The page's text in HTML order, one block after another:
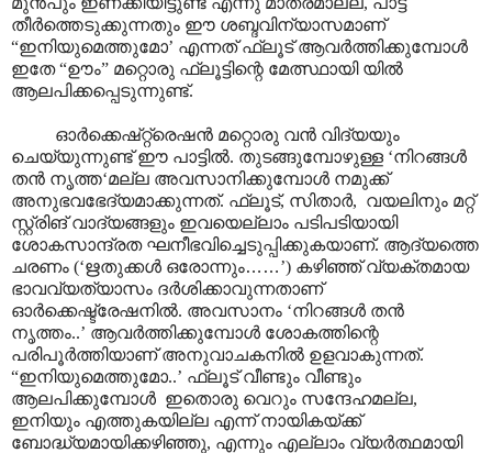
തീർത്തെടുക്കുന്നതും ഈ ശബ്ദവിന്യാസമാണ്
“ഇനിയുമെത്തുമോ’ എന്നത് ഫ്ലൂട് ആവർത്തിക്കുമ്പോൾ
ഇതേ “ഊം” മറ്റൊരു ഫ്ലൂട്ടിന്റെ മേത്സ്ഥായി യിൽ
ആലപിക്കപ്പെടുന്നുണ്ട്.
ഓർക്കെഷ്റ്റ്രെഷൻ മറ്റൊരു വൻ വിദ്യയും
ചെയ്യുന്നുണ്ട് ഈ പാട്ടിൽ. തുടങ്ങുമ്പോഴുള്ള ‘നിറങ്ങൾ
തൻ നൃത്ത‘മല്ല അവസാനിക്കുമ്പോൾ നമുക്ക്
അനുഭവഭേദ്യമാക്കുന്നത്. ഫ്ലൂട്, സിതാർ, വയലിനും മറ്റ്
സ്റ്റ്രിങ് വാദ്യങ്ങളും ഇവയെല്ലാം പടിപടിയായി
ശോകസാന്ദ്രത ഘനീഭവിച്ചെടുപ്പിക്കുകയാണ്. ആദ്യത്തെ
ചരണം (‘ഋതുക്കൾ ഒരോന്നും……’) കഴിഞ്ഞ് വ്യക്തമായ
ഭാവവ്യത്യാസം ദർശിക്കാവുന്നതാണ്
ഓർക്കെഷ്ട്രേഷനിൽ. അവസാനം ‘നിറങ്ങൾ തൻ
നൃത്തം..’ ആവർത്തിക്കുമ്പോൾ ശോകത്തിന്റെ
പരിപൂർത്തിയാണ് അനുവാചകനിൽ ഉളവാകുന്നത്.
“ഇനിയുമെത്തുമോ..’ ഫ്ലൂട് വീണ്ടും വീണ്ടും
ആലപിക്കുമ്പോൾ ഇതൊരു വെറും സന്ദേഹമല്ല,
ഇനിയും എത്തുകയില്ല എന്ന് നായികയ്ക്ക്
ബോദ്ധ്യമായിക്കഴിഞ്ഞു, എന്നും എല്ലാം വ്യർത്ഥമായി